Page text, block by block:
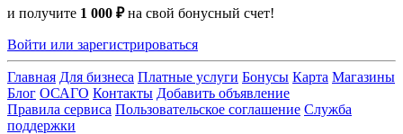
и получите 1 000 ₽на свой бонусный счет!
Войти или зарегистрироваться
Главная Для бизнеса Платные услуги Бонусы Карта Магазины
Блог ОСАГО Контакты Добавить объявление
Правила сервиса Пользовательское соглашение Служба
поддержки